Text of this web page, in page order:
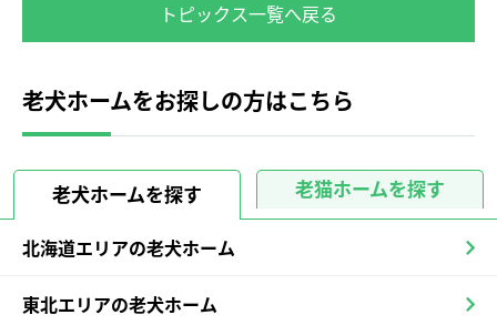
トピックス一覧へ戻る
老犬ホームをお探しの方はこちら
老犬ホームを探す 老猫ホームを探す
北海道エリアの老犬ホーム
東北エリアの老犬ホーム